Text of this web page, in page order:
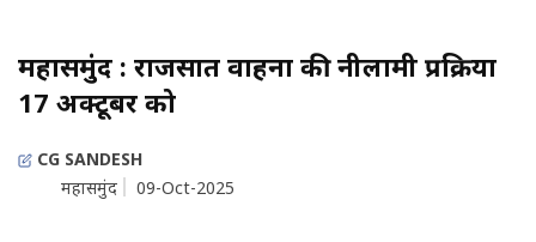
महासमुंद : राजसात वाहनों की नीलामी प्रक्रिया
17 अक्टूबर को
CG SANDESH
महासमुंद
09-Oct-2025